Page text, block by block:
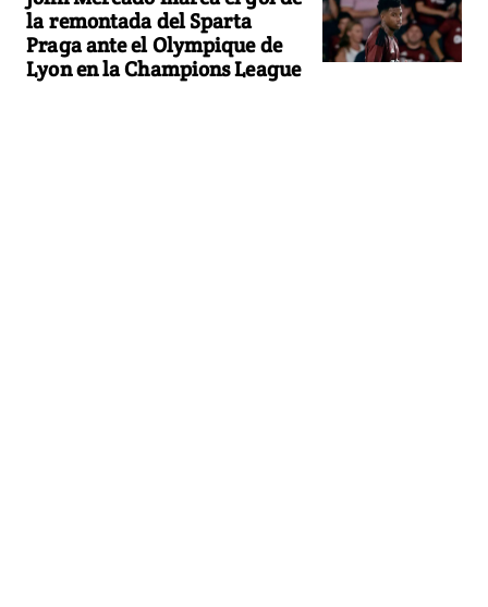
la remontada del Sparta
Praga ante el Olympique de
Lyon en la Champions League